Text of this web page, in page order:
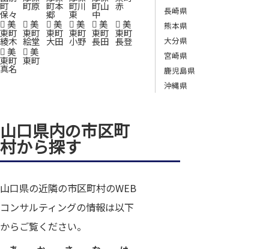
町
保々
町原 町本
郷
町川
東
町山
中
赤
美
東町
綾木
美
東町
絵堂
美
東町
大田
美
東町
小野
美
東町
長田
美
東町
長登
美
東町
真名
美
東町
山口県内の市区町
村から探す
山口県の近隣の市区町村のWEB
コンサルティングの情報は以下
からご覧ください。
長崎県
熊本県
大分県
宮崎県
鹿児島県
沖縄県